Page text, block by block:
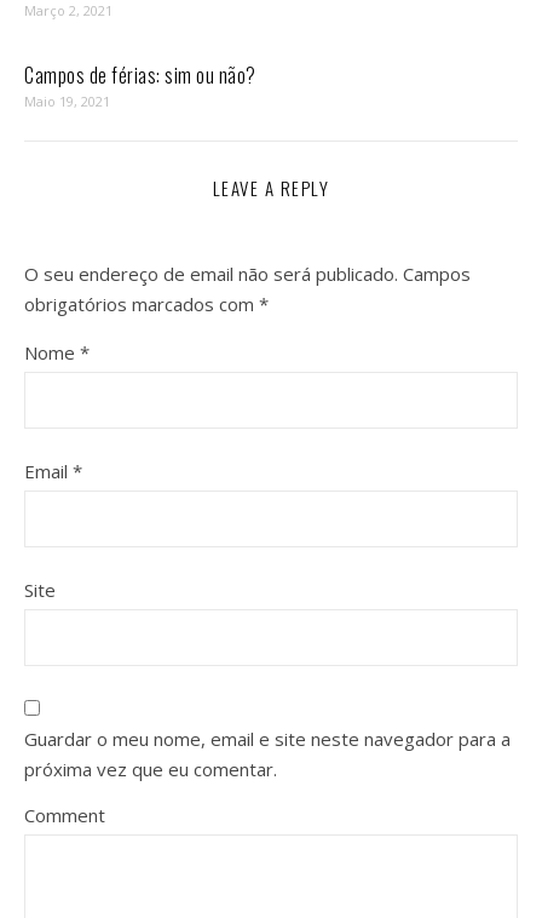
Março 2, 2021
Campos de férias: sim ou não?
Maio 19, 2021
LEAVE A REPLY
O seu endereço de email não será publicado. Campos
obrigatórios marcados com *
Nome *
Email *
Site
Guardar o meu nome, email e site neste navegador para a
próxima vez que eu comentar.
Comment